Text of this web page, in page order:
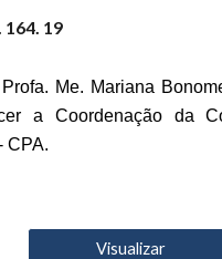
164. 19
Me. Mariana
a Coordenação da
CPA.
Visualizar